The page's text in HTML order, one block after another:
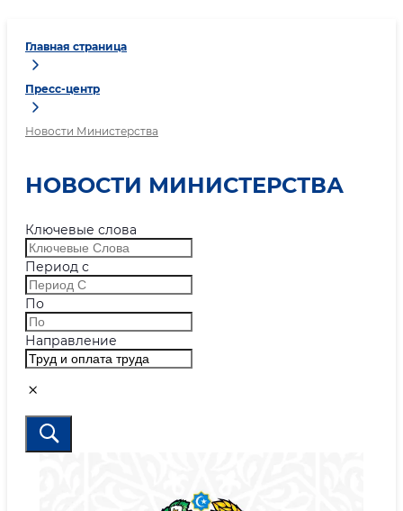
Главная страница
Пресс-центр
Новости Министерства
НОВОСТИ МИНИСТЕРСТВА
Ключевые слова
Период с
По
Направление